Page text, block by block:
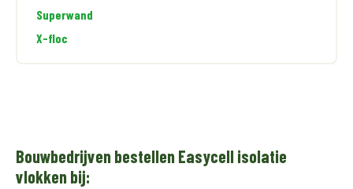
Superwand
X-floc
Bouwbedrijven bestellen Easycell isolatie
vlokken bij: